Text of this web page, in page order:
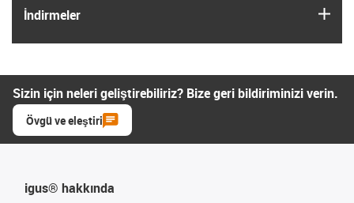
İndirmeler
Sizin için neleri geliştirebiliriz? Bize geri bildiriminizi verin.
Övgü ve eleştiri
igus® hakkında